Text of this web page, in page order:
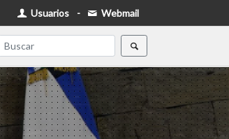
Usuarios - Webmail